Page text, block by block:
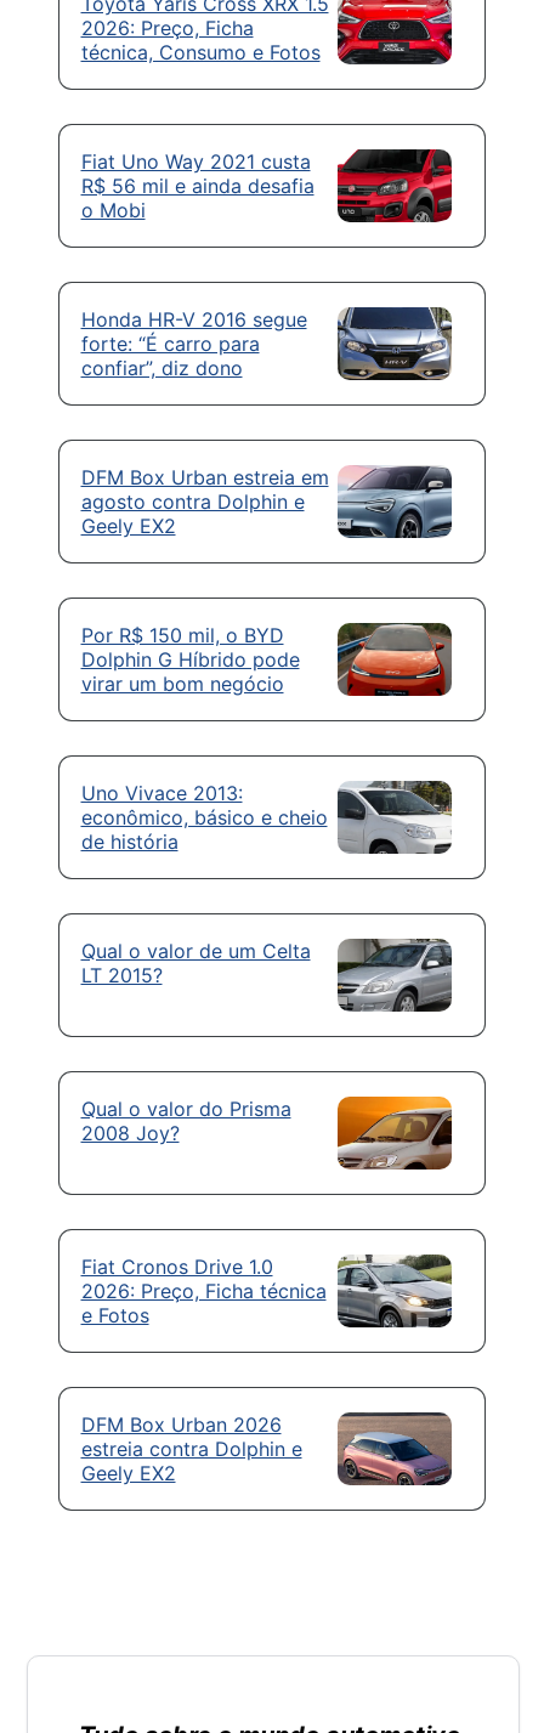
2026: Preço, Ficha
técnica, Consumo e Fotos
Fiat Uno Way 2021 custa
R$ 56 mil e ainda desafia
o Mobi
Honda HR-V 2016 segue
forte: “É carro para
confiar”, diz dono
DFM Box Urban estreia em
agosto contra Dolphin e
Geely EX2
Por R$ 150 mil, o BYD
Dolphin G Híbrido pode
virar um bom negócio
Uno Vivace 2013:
econômico, básico e cheio
de história
Qual o valor de um Celta
LT 2015?
Qual o valor do Prisma
2008 Joy?
Fiat Cronos Drive 1.0
2026: Preço, Ficha técnica
e Fotos
DFM Box Urban 2026
estreia contra Dolphin e
Geely EX2